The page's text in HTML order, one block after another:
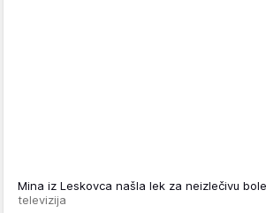
Mina iz Leskovca našla lek za neizlečivu
televizija